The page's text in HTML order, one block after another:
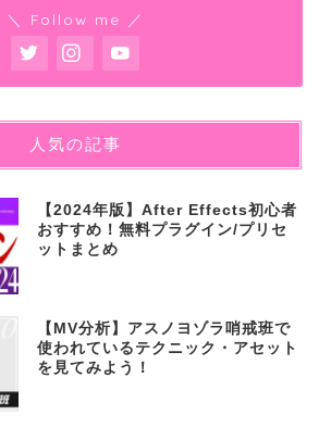
＼ Follow me ／
人気の記事
【2024年版】After Effects初心者
おすすめ！無料プラグイン/プリセ
ットまとめ
【MV分析】アスノヨゾラ哨戒班で
使われているテクニック・アセット
を見てみよう！